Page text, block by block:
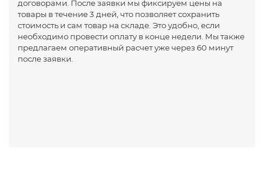
договорами. После заявки мы фиксируем цены на
товары в течение 3 дней, что позволяет сохранить
стоимость и сам товар на складе. Это удобно, если
необходимо провести оплату в конце недели. Мы также
предлагаем оперативный расчет уже через 60 минут
после заявки.